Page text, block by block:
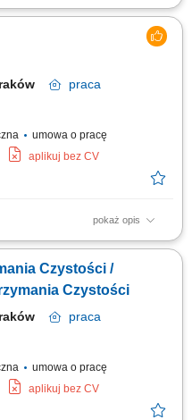
do piątku. Praca w godz.
biurowych,
ekspresów, zmywarek;
praca
umowa o pracę
aplikuj bez CV
pokaż opis
czystości Odkurzanie,
Opróżnianie koszy na śmieci
środków higienicznych i
czystość i konserwację
Czystości /
Czystości
praca
umowa o pracę
aplikuj bez CV